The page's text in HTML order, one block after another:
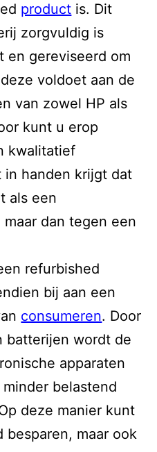
product is. Dit
zorgvuldig is
en gereviseerd om
voldoet aan de
van zowel HP als
kunt u erop
kwalitatief
in handen krijgt dat
als een
dan tegen een
refurbished
bij aan een
consumeren. Door
batterijen wordt de
apparaten
belastend
deze manier kunt
besparen, maar ook